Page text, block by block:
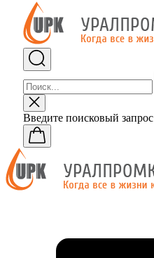
Введите поисковый запрос